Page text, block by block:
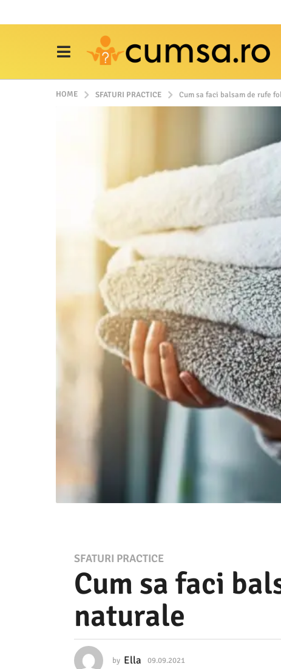
HOME SFATURI PRACTICE Cum sa faci balsam de rufe
0
9
.
0
.
SFATURI PRACTICE
Cum sa faci
naturale
by Ella 09.09.2021